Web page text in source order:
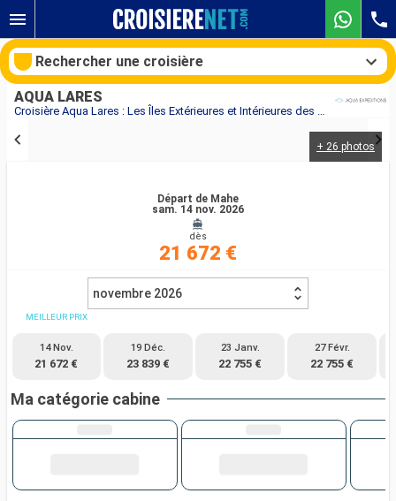
Croisière Aqua Lares : Les Îles Extérieures et Intérieures des Seychelles au départ de Mahe
AQUA LARES
+ 26 photos
Départ de Mahe
sam. 14 nov. 2026
dès
21 672 €
novembre 2026
MEILLEUR PRIX
14 Nov.
21 672 €
19 Déc.
23 839 €
23 Janv.
22 755 €
27 Févr.
22 755 €
Ma catégorie cabine
Rechercher une croisière
Rechercher